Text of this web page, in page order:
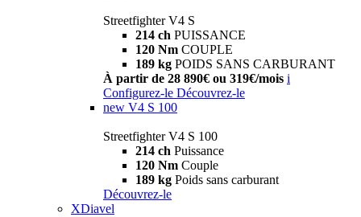
Streetfighter V4 S
214 ch PUISSANCE
120 Nm COUPLE
189 kg POIDS SANS CARBURANT
À partir de 28 890€ ou 319€/mois i
Configurez-le Découvrez-le
new V4 S 100
Streetfighter V4 S 100
214 ch Puissance
120 Nm Couple
189 kg Poids sans carburant
Découvrez-le
XDiavel